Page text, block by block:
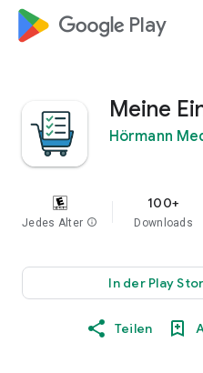
google_logo Play
Meine
Hörmann
Jedes Alter info
100+
Downloads
In der Play
Teilen